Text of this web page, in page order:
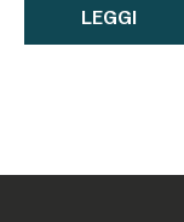
LEGGI